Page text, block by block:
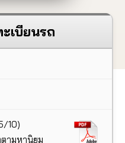
เบียนรถ
10)
ตามหานิยม